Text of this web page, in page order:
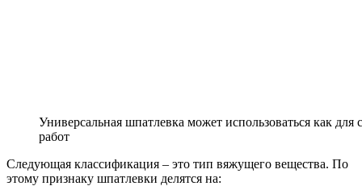
Универсальная шпатлевка может использоваться как
работ
Следующая классификация – это тип вяжущего вещества. По
этому признаку шпатлевки делятся на: